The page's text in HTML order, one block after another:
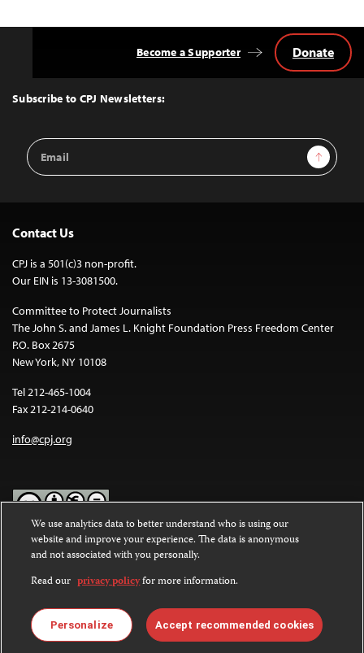
Top
Subscribe to CPJ Newsletters:
Email
Address
Sign Up
Become a Supporter Donate
Contact Us
CPJ is a 501(c)3 non-profit.
Our EIN is 13-3081500.
Committee to Protect Journalists
The John S. and James L. Knight Foundation Press Freedom Center
P.O. Box 2675
New York, NY 10108
Tel 212-465-1004
Fax 212-214-0640
info@cpj.org
Except where noted, text on this website is licensed under a
Commons Attribution-NonCommercial-NoDerivatives 4.0
International License.
Images and other media are not covered by the Creative Commons
license. For more information about permissions, see ourFAQs
We use analytics data to better understand who is using our
website and improve your experience. The data is anonymous
and not associated with you personally.
Read our privacy policyfor more information.
Personalize Accept recommended cookies